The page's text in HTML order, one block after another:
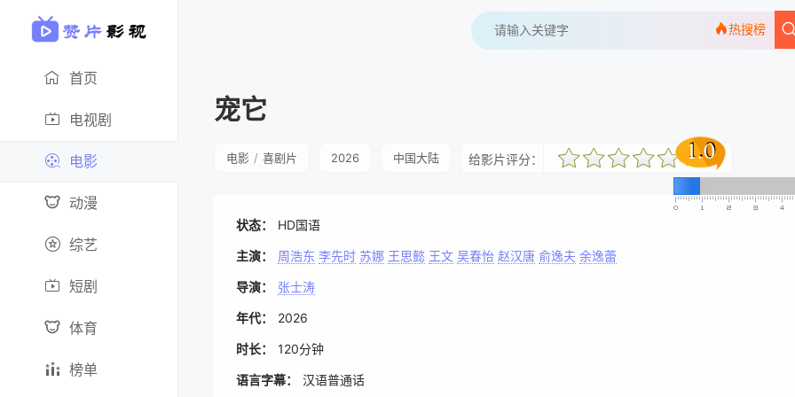
首页
电视剧
电影
动漫
综艺
短剧
体育
榜单
热搜榜
1.0
1.0
宠它
电影 / 喜剧片 2026 中国大陆 给影片评分：
很差较差还行 推荐力荐 还行
状态： HD国语
主演： 周浩东 李先时 苏娜 王思懿 王文 吴春怡 赵汉唐 俞逸夫 余逸蕾
导演： 张士涛
年代： 2026
时长： 120分钟
语言字幕： 汉语普通话